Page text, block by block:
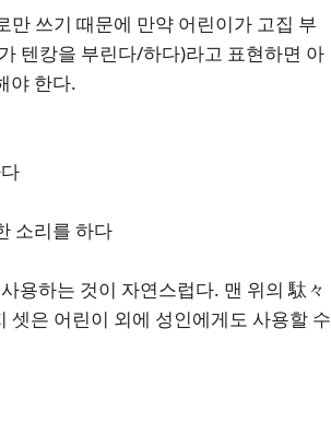
쓰기 때문에 만약 어린이가 고집 부
텐캉을 부린다/하다)라고 표현하면 아
야 한다.
소리를 하다
용하는 것이 자연스럽다. 맨 위의 駄々
은 어린이 외에 성인에게도 사용할 수